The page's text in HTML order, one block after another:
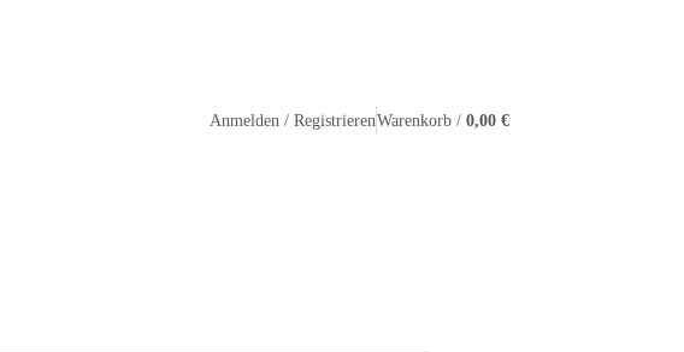
Anmelden / RegistrierenWarenkorb / 0,00 €